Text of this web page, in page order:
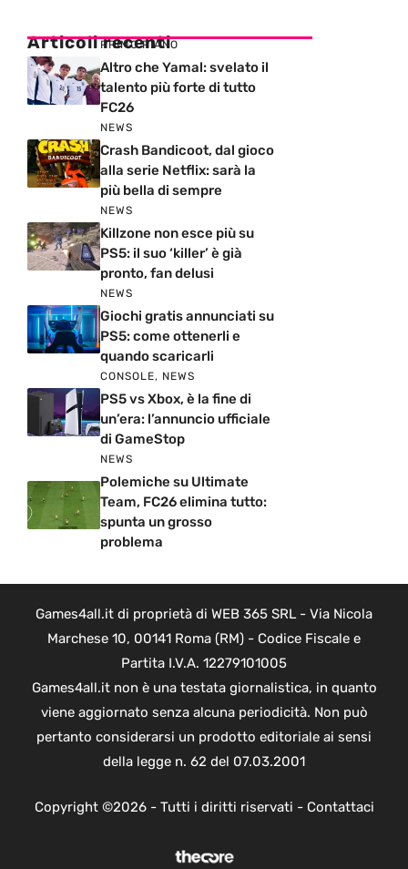
Articoli recenti
PRIMO PIANO
Altro che Yamal: svelato il
talento più forte di tutto
FC26
NEWS
Crash Bandicoot, dal gioco
alla serie Netflix: sarà la
più bella di sempre
NEWS
Killzone non esce più su
PS5: il suo ‘killer’ è già
pronto, fan delusi
NEWS
Giochi gratis annunciati su
PS5: come ottenerli e
quando scaricarli
CONSOLE, NEWS
PS5 vs Xbox, è la fine di
un’era: l’annuncio ufficiale
di GameStop
NEWS
Polemiche su Ultimate
Team, FC26 elimina tutto:
spunta un grosso
problema
Games4all.it di proprietà di WEB 365 SRL - Via Nicola
Marchese 10, 00141 Roma (RM) - Codice Fiscale e
Partita I.V.A. 12279101005
Games4all.it non è una testata giornalistica, in quanto
viene aggiornato senza alcuna periodicità. Non può
pertanto considerarsi un prodotto editoriale ai sensi
della legge n. 62 del 07.03.2001
Copyright ©2026 - Tutti i diritti riservati - Contattaci